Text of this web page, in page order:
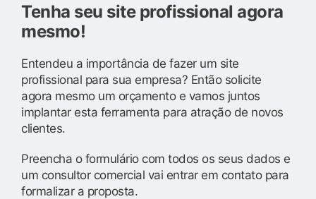
Tenha seu site profissional agora
mesmo!
Entendeu a importância de fazer um site
profissional para sua empresa? Então solicite
agora mesmo um orçamento e vamos juntos
implantar esta ferramenta para atração de novos
clientes.
Preencha o formulário com todos os seus dados e
um consultor comercial vai entrar em contato para
formalizar a proposta.